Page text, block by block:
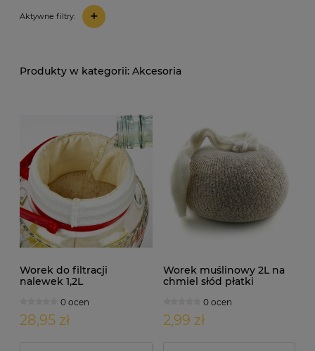
Aktywne filtry: +
Akcesoria
Worek do filtracji
nalewek 1,2L
0 ocen
28,95 zł
Worek muślinowy 2L na
chmiel słód płatki
0 ocen
2,99 zł